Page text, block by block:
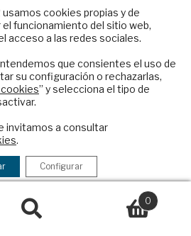
e independiente de
en español.
ES 0
usamos cookies propias y de
funcionamiento del sitio web,
acceso a las redes sociales.
que consientes el uso de
su configuración o rechazarlas,
” y selecciona el tipo de
invitamos a consultar
.
Configurar
boletín electrónico y
el mejor análisis